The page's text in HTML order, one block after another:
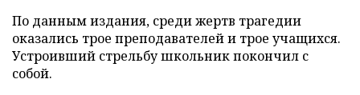
По данным издания, среди жертв трагедии
оказались трое преподавателей и трое учащихся.
Устроивший стрельбу школьник покончил с
собой.